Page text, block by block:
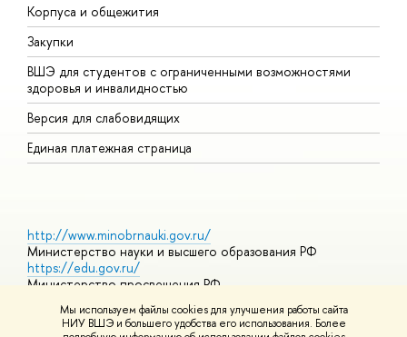
Мы используем файлы cookies для улучшения работы сайта
НИУ ВШЭ и большего удобства его использования. Более
Корпуса и общежития
Закупки
ВШЭ для студентов с ограниченными возможностями
здоровья и инвалидностью
Версия для слабовидящих
Единая платежная страница
http://www.minobrnauki.gov.ru/
Министерство науки и высшего образования РФ
https://edu.gov.ru/
Министерство просвещения РФ
https://elearning.hse.ru/mooc
Массовые открытые онлайн-курсы